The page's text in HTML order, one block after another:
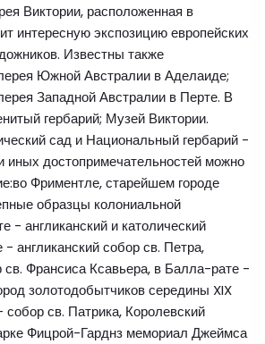
Виктории, расположенная в
интересную экспозицию европейских
Известны также
Южной Австралии в Аделаиде;
Западной Австралии в Перте. В
гербарий; Музей Виктории.
сад и Национальный гербарий -
достопримечательностей можно
Фриментле, старейшем городе
образцы колониальной
- англиканский и католический
англиканский собор св. Петра,
св. Франсиса Ксавьера, в Балла-рате -
золотодобытчиков середины XIX
св. Патрика, Королевский
Фицрой-Гарднз мемориал Джеймса